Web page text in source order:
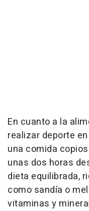
En cuanto a la
realizar deporte
una comida
unas dos horas
dieta equilibrada,
como sandía o
vitaminas y